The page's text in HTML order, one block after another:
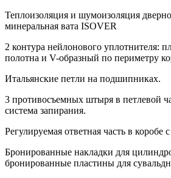
Теплоизоляция и шумоизоляция
минеральная вата ISOVER
2 контура нейлонового уплотнителя:
полотна и V-образный по периметру
Итальянские петли на подшипниках.
3 противосъемных штыря в петлевой
система запирания.
Регулируемая ответная часть в коробе
Бронированные накладки для
бронированные пластины для